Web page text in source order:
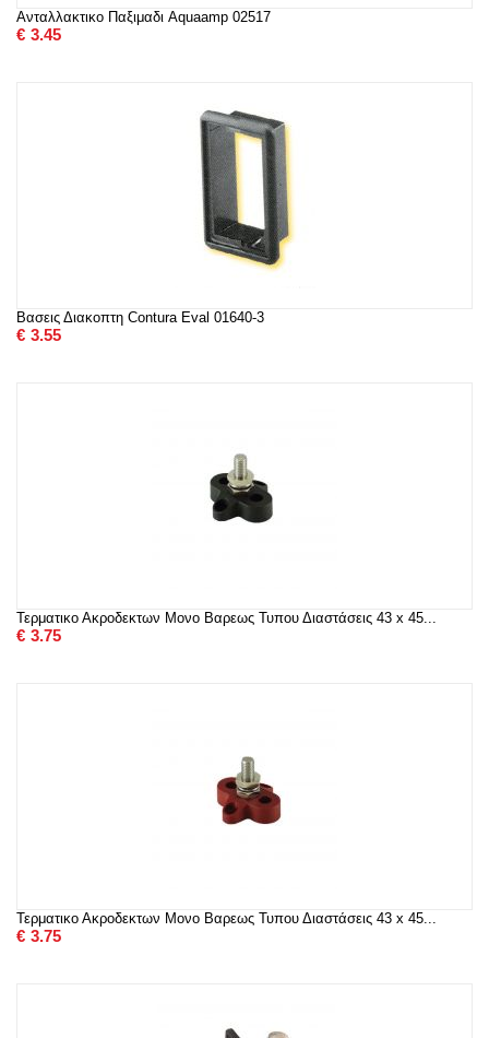
Ανταλλακτικο Παξιμαδι Aquaamp 02517
€ 3.45
Βασεις Διακοπτη Contura Eval 01640-3
€ 3.55
Τερματικο Ακροδεκτων Μονο Βαρεως Τυπου Διαστάσεις 43 x 45...
€ 3.75
Τερματικο Ακροδεκτων Μονο Βαρεως Τυπου Διαστάσεις 43 x 45...
€ 3.75